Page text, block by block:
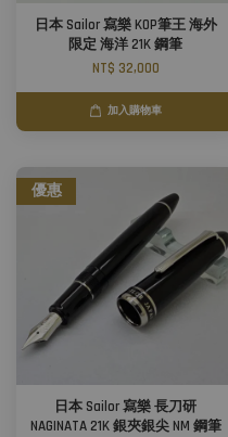
日本 Sailor 寫樂 KOP筆王 海外
限定 海洋 21K 鋼筆
NT$ 32,000
加入購物車
優惠
日本 Sailor 寫樂 長刀研
NAGINATA 21K 銀夾銀尖 NM 鋼筆